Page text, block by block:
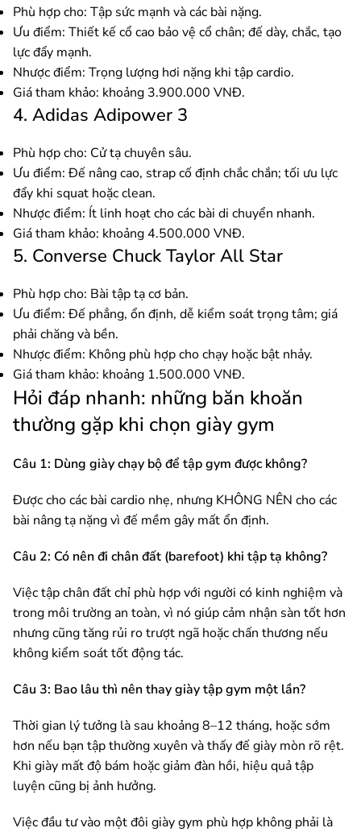
Phù hợp cho: Tập sức mạnh và các bài nặng.
Ưu điểm: Thiết kế cổ cao bảo vệ cổ chân; đế dày, chắc, tạo
lực đẩy mạnh.
Nhược điểm: Trọng lượng hơi nặng khi tập cardio.
Giá tham khảo: khoảng 3.900.000 VNĐ.
4. Adidas Adipower 3
Phù hợp cho: Cử tạ chuyên sâu.
Ưu điểm: Đế nâng cao, strap cố định chắc chắn; tối ưu lực
đẩy khi squat hoặc clean.
Nhược điểm: Ít linh hoạt cho các bài di chuyển nhanh.
Giá tham khảo: khoảng 4.500.000 VNĐ.
5. Converse Chuck Taylor All Star
Phù hợp cho: Bài tập tạ cơ bản.
Ưu điểm: Đế phẳng, ổn định, dễ kiểm soát trọng tâm; giá
phải chăng và bền.
Nhược điểm: Không phù hợp cho chạy hoặc bật nhảy.
Giá tham khảo: khoảng 1.500.000 VNĐ.
Hỏi đáp nhanh: những băn khoăn
thường gặp khi chọn giày gym
Câu 1: Dùng giày chạy bộ để tập gym được không?
Được cho các bài cardio nhẹ, nhưng KHÔNG NÊN cho các
bài nâng tạ nặng vì đế mềm gây mất ổn định.
Câu 2: Có nên đi chân đất (barefoot) khi tập tạ không?
Việc tập chân đất chỉ phù hợp với người có kinh nghiệm và
trong môi trường an toàn, vì nó giúp cảm nhận sàn tốt hơn
nhưng cũng tăng rủi ro trượt ngã hoặc chấn thương nếu
không kiểm soát tốt động tác.
Câu 3: Bao lâu thì nên thay giày tập gym một lần?
Thời gian lý tưởng là sau khoảng 8–12 tháng, hoặc sớm
hơn nếu bạn tập thường xuyên và thấy đế giày mòn rõ rệt.
Khi giày mất độ bám hoặc giảm đàn hồi, hiệu quả tập
luyện cũng bị ảnh hưởng.
Việc đầu tư vào một đôi giày gym phù hợp không phải là